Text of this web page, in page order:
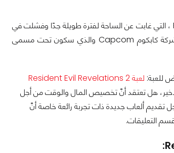
بالإضافة إلى أنَّ شركة كابكوم تقوم في نفس الوقت بتطوير جزء جديد لسلسلة ألعاب الرعب Resident Evil ، التي غابت عن الساحة لفترة طويلة جدّا وفشلت في
تقديم تجارب رعب ممتازة بعد جزء Resident Evil 4، سيعود بنا إلى الجوهر الأساسي للعبة كما تزعم شركة كابكوم Capcom والذي سكون تحت مسمى
للعبة:
لعبة Resident Evil Revelations 2
هل تعتقد أنَّ تخصيص المال والوقت من أجل
ألعاب جديدة ذات تجربة رائعة خاصة أنَّ